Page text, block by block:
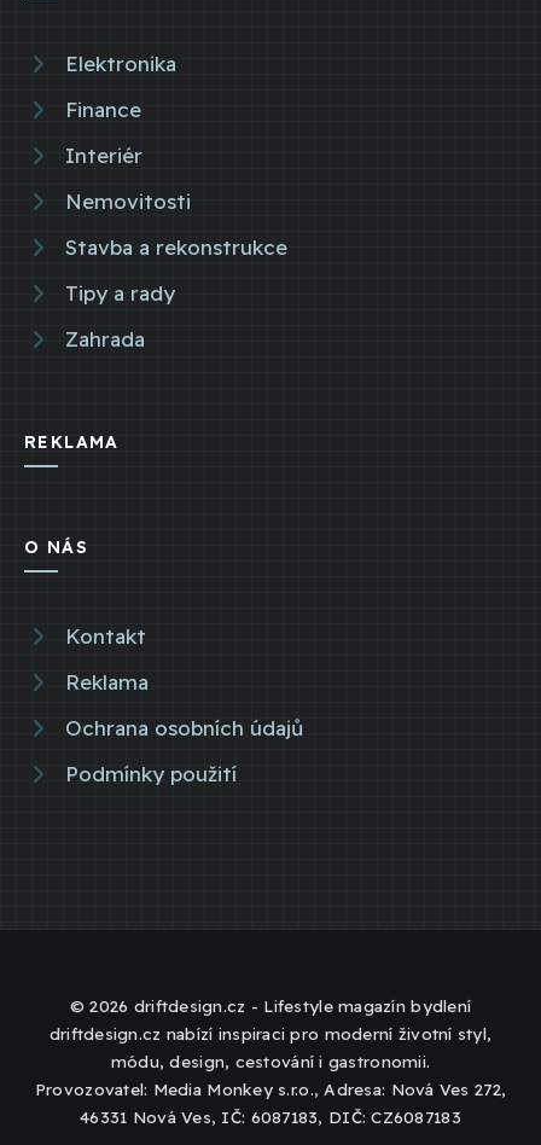
Elektronika
Finance
Interiér
Nemovitosti
Stavba a rekonstrukce
Tipy a rady
Zahrada
REKLAMA
O NÁS
Kontakt
Reklama
Ochrana osobních údajů
Podmínky použití
© 2026 driftdesign.cz - Lifestyle magazín bydlení
driftdesign.cz nabízí inspiraci pro moderní životní styl,
módu, design, cestování i gastronomii.
Provozovatel: Media Monkey s.r.o., Adresa: Nová Ves 272,
46331 Nová Ves, IČ: 6087183, DIČ: CZ6087183